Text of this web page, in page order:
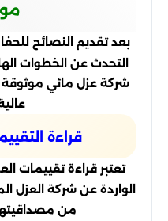
بعد تقديم النصائح
التحدث عن الخطوات
شركة عزل مائي
قراءة
تعتبر قراءة تقييمات
الواردة عن شركة العزل
من